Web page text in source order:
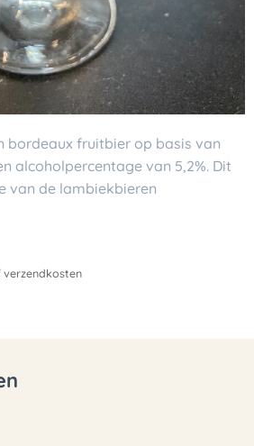
bordeaux fruitbier op basis van
alcoholpercentage van 5,2%. Dit
van de lambiekbieren
verzendkosten